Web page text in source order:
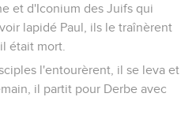
et d'Iconium des Juifs qui
lapidé Paul, ils le traînèrent
était mort.
l'entourèrent, il se leva et
il partit pour Derbe avec